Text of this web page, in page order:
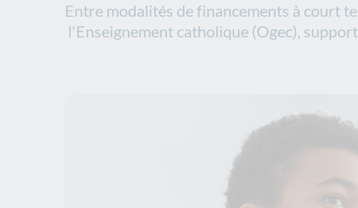
Entre modalités de financements à court
l'Enseignement catholique (Ogec),